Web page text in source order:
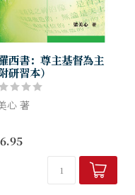
西書：尊主基督為主
研習本）
心 著
點，讓讀者對經文的詮釋
單知其然，也知其所以然，
有志深入研經的信徒提供了
實可循的釋經方法與楷模。